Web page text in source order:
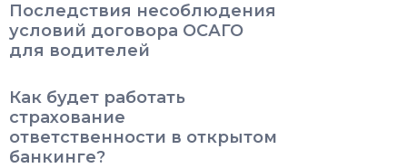
Последствия несоблюдения
условий договора ОСАГО
для водителей
Как будет работать
страхование
ответственности в открытом
банкинге?